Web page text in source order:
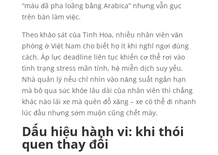
“máu đã pha loãng bằng Arabica” nhưng vẫn gục
trên bàn làm việc.
Theo khảo sát của Tinh Hoa, nhiều nhân viên văn
phòng ở Việt Nam cho biết họ ít khi nghỉ ngơi đúng
cách. Áp lực deadline liên tục khiến cơ thể rơi vào
tình trạng stress mãn tính, hệ miễn dịch suy yếu.
Nhà quản lý nếu chỉ nhìn vào năng suất ngắn hạn
mà bỏ qua sức khỏe lâu dài của nhân viên thì chẳng
khác nào lái xe mà quên đổ xăng – xe có thể đi nhanh
lúc đầu nhưng sớm muộn cũng chết máy.
Dấu hiệu hành vi: khi thói
quen thay đổi